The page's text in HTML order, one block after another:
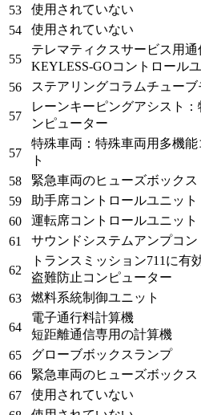
53
使用されていない
54
使用されていない
55
テレマティクスサービス用
KEYLESS-GOコントロール
56 ステアリングコラムチュー
57
レーンキーピングアシスト
ンピューター
57
特殊車両：特殊車両用多機
ト
58 緊急車両のヒューズボックス
59
助手席コントロールユニット
60
運転席コントロールユニット
61
サウンドシステムアンプコン
62
トランスミッション711に有
盗難防止コンピューター
63 燃料系統制御ユニット
64
電子通行料計算機
短距離通信専用の計算機
65 グローブボックスランプ
66
緊急車両のヒューズボックス
67
使用されていない